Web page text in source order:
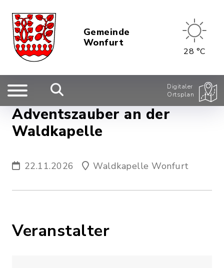
Gemeinde
Wonfurt
28 °C
Digitaler
Ortsplan
Adventszauber an der
Waldkapelle
22.11.2026 Waldkapelle Wonfurt
Veranstalter